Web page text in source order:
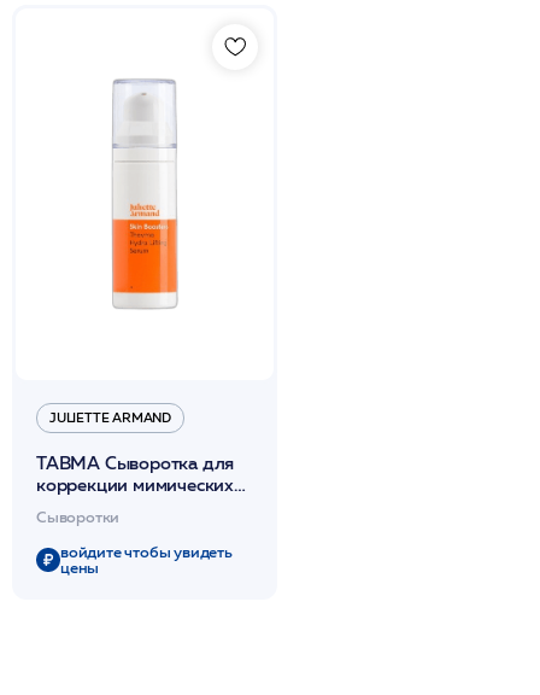
JULIETTE ARMAND
ТАВМА Сыворотка для
коррекции мимических
морщин с эффектом
лифтинга 30мл /JA
Сыворотки
войдите чтобы увидеть
цены